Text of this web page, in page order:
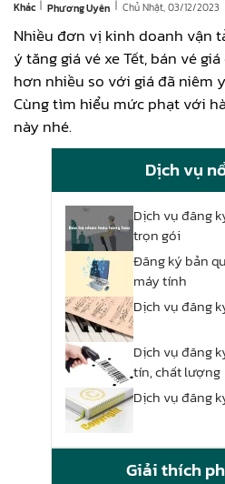
Khác | Phương Uyên | Chủ Nhật, 03/12/2023
Nhiều đơn vị kinh doanh vận
ý tăng giá vé xe Tết, bán vé giá
hơn nhiều so với giá đã niêm
Cùng tìm hiểu mức phạt với
này nhé.
Dịch vụ
Dịch vụ đăng
trọn gói
Đăng ký bản
máy tính
Dịch vụ đăng
Dịch vụ đăng
tín, chất lượng
Dịch vụ đăng
Giải thích